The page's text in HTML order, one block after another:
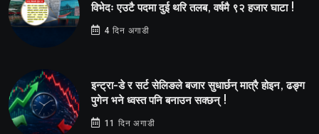
विभेदः एउटै पदमा दुई थरि तलब, वर्षमै ९२ हजार घाटा !
4 दिन अगाडी
इन्ट्रा-डे र सर्ट सेलिङले बजार सुधार्छन् मात्रै होइन, ढङ्ग
पुगेन भने ध्वस्त पनि बनाउन सक्छन् !
11 दिन अगाडी